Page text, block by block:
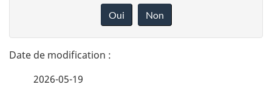
t
s
t
a
n
Oui Non
2026-05-19